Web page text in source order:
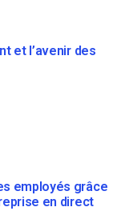
et l’avenir des
employés grâce
en direct